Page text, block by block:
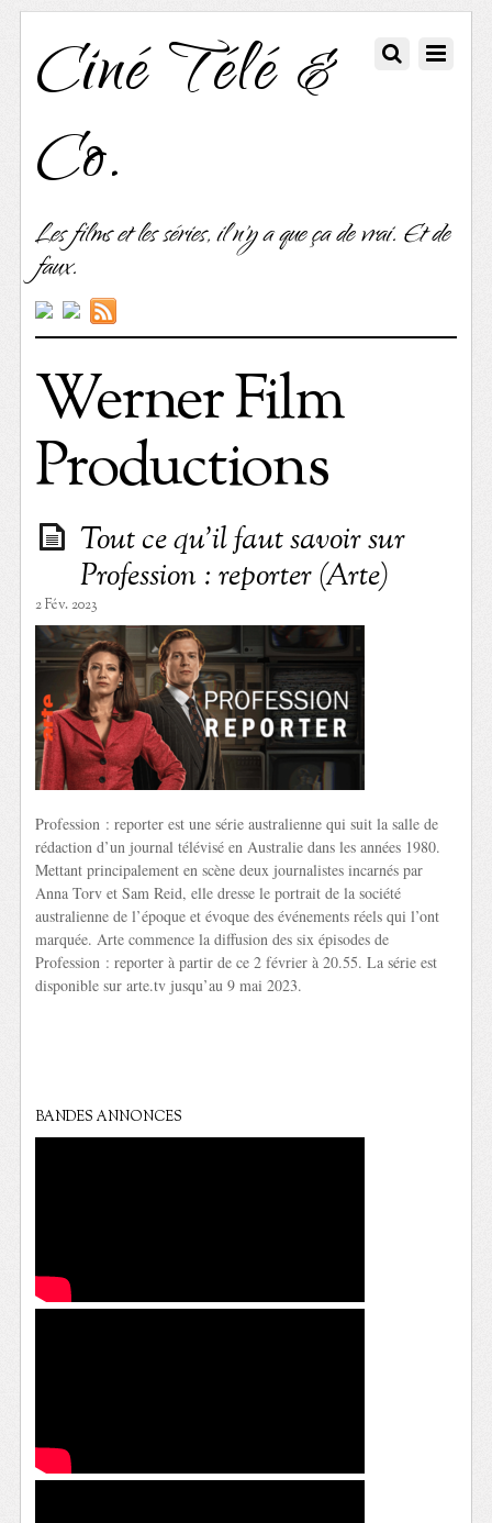
Ciné Télé &
Co.
Les films et les séries, il n'y a que ça de vrai. Et de
faux.
Werner Film
Productions
Tout ce qu’il faut savoir sur
Profession : reporter (Arte)
2 Fév. 2023
Profession : reporter est une série australienne qui suit la salle de
rédaction d’un journal télévisé en Australie dans les années 1980.
Mettant principalement en scène deux journalistes incarnés par
Anna Torv et Sam Reid, elle dresse le portrait de la société
australienne de l’époque et évoque des événements réels qui l’ont
marquée. Arte commence la diffusion des six épisodes de
Profession : reporter à partir de ce 2 février à 20.55. La série est
disponible sur arte.tv jusqu’au 9 mai 2023.
BANDES ANNONCES